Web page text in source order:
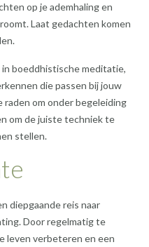
op je ademhaling en
Laat gedachten komen
boeddhistische meditatie,
die passen bij jouw
om onder begeleiding
om de juiste techniek te
stellen.
diepgaande reis naar
Door regelmatig te
leven verbeteren en een